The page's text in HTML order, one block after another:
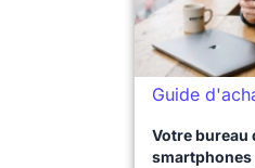
Guide
Votre bureau